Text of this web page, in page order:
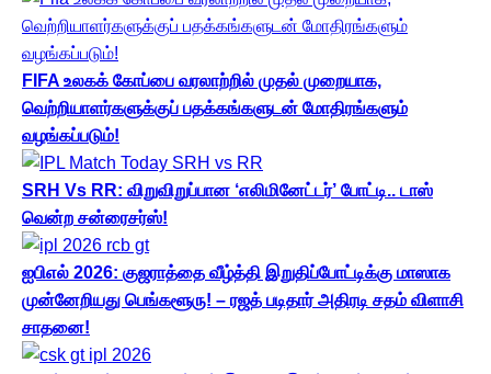
FIFA உலகக் கோப்பை வரலாற்றில் முதல் முறையாக,
வெற்றியாளர்களுக்குப் பதக்கங்களுடன் மோதிரங்களும்
வழங்கப்படும்!
SRH Vs RR: விறுவிறுப்பான ‘எலிமினேட்டர்’ போட்டி.. டாஸ்
வென்ற சன்ரைசர்ஸ்!
ஐபிஎல் 2026: குஜராத்தை வீழ்த்தி இறுதிப்போட்டிக்கு மாஸாக
முன்னேறியது பெங்களூரு! – ரஜத் படிதார் அதிரடி சதம் விளாசி
சாதனை!